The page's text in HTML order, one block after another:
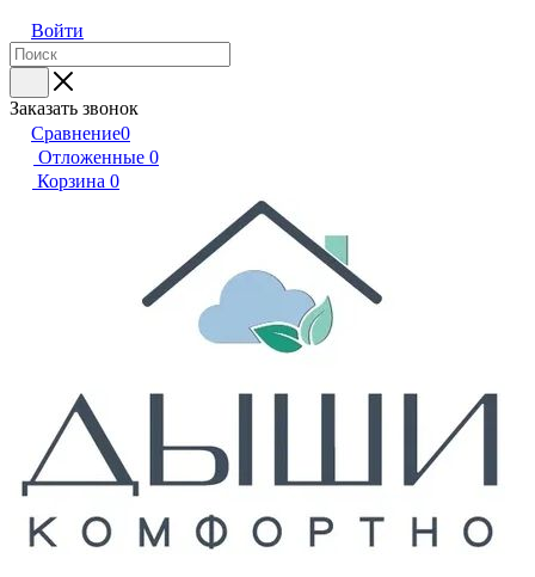
Войти
Заказать звонок
Сравнение0
Отложенные 0
Корзина 0